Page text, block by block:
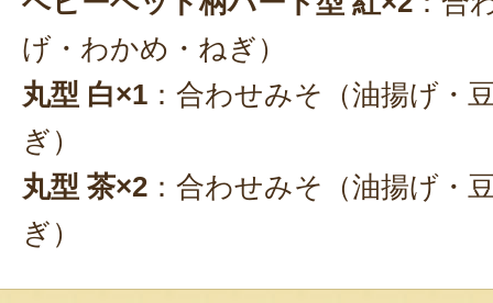
げ・わかめ・ねぎ）
丸型 白×1 ：合わせみそ（油揚げ・
ぎ）
丸型 茶×2 ：合わせみそ（油揚げ・
ぎ）